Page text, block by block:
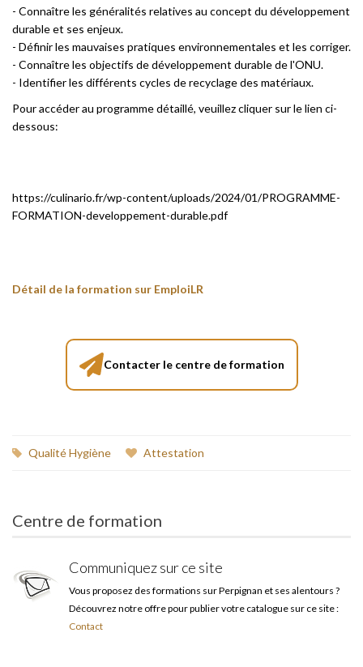
- Connaître les généralités relatives au concept du développement
durable et ses enjeux.
- Définir les mauvaises pratiques environnementales et les corriger.
- Connaître les objectifs de développement durable de l'ONU.
- Identifier les différents cycles de recyclage des matériaux.
Pour accéder au programme détaillé, veuillez cliquer sur le lien ci-
dessous:
https://culinario.fr/wp-content/uploads/2024/01/PROGRAMME-
FORMATION-developpement-durable.pdf
Détail de la formation sur EmploiLR
Contacter le centre de formation
Qualité Hygiène Attestation
Centre de formation
Communiquez sur ce site
Vous proposez des formations sur Perpignan et ses alentours ?
Découvrez notre offre pour publier votre catalogue sur ce site :
Contact